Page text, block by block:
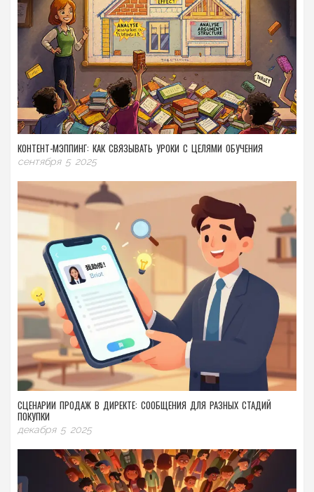
КОНТЕНТ-МЭППИНГ: КАК СВЯЗЫВАТЬ УРОКИ С ЦЕЛЯМИ ОБУЧЕНИЯ
сентября 5 2025
СЦЕНАРИИ ПРОДАЖ В ДИРЕКТЕ: СООБЩЕНИЯ ДЛЯ РАЗНЫХ СТАДИЙ
ПОКУПКИ
декабря 5 2025